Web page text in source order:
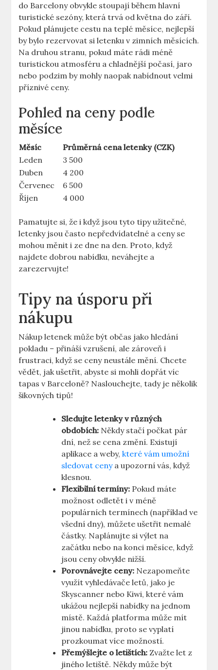
do Barcelony obvykle stoupají během hlavní
turistické sezóny, která trvá od května do září.
Pokud plánujete cestu na teplé měsíce, nejlepší
by bylo rezervovat si letenku v zimních měsících.
Na druhou stranu, pokud máte rádi méně
turistickou atmosféru a chladnější počasí, jaro
nebo podzim by mohly naopak nabídnout velmi
příznivé ceny.
Pohled na ceny podle
měsíce
Měsíc
Průměrná cena letenky (CZK)
Leden
3 500
Duben
4 200
Červenec
6 500
Říjen
4 000
Pamatujte si, že i když jsou tyto tipy užitečné,
letenky jsou často nepředvídatelné a ceny se
mohou měnit i ze dne na den. Proto, když
najdete dobrou nabídku, neváhejte a
zarezervujte!
Tipy na úsporu při
nákupu
Nákup letenek může být občas jako hledání
pokladu – přináší vzrušení, ale zároveň i
frustraci, když se ceny neustále mění. Chcete
vědět, jak ušetřit, abyste si mohli dopřát víc
tapas v Barceloně? Naslouchejte, tady je několik
šikovných tipů!
Sledujte letenky v různých
obdobích: Někdy stačí počkat pár
dní, než se cena změní. Existují
aplikace a weby,které vám umožní
sledovat cenya upozorní vás, když
klesnou.
Flexibilní termíny: Pokud máte
možnost odletět i v méně
populárních termínech (například ve
všední dny), můžete ušetřit nemalé
částky. Naplánujte si výlet na
začátku nebo na konci měsíce, když
jsou ceny obvykle nižší.
Porovnávejte ceny: Nezapomeňte
využít vyhledávače letů, jako je
Skyscanner nebo Kiwi, které vám
ukážou nejlepší nabídky na jednom
místě. Každá platforma může mít
jinou nabídku, proto se vyplatí
prozkoumat více možností.
Přemýšlejte o letištích: Zvažte let z
jiného letiště. Někdy může být